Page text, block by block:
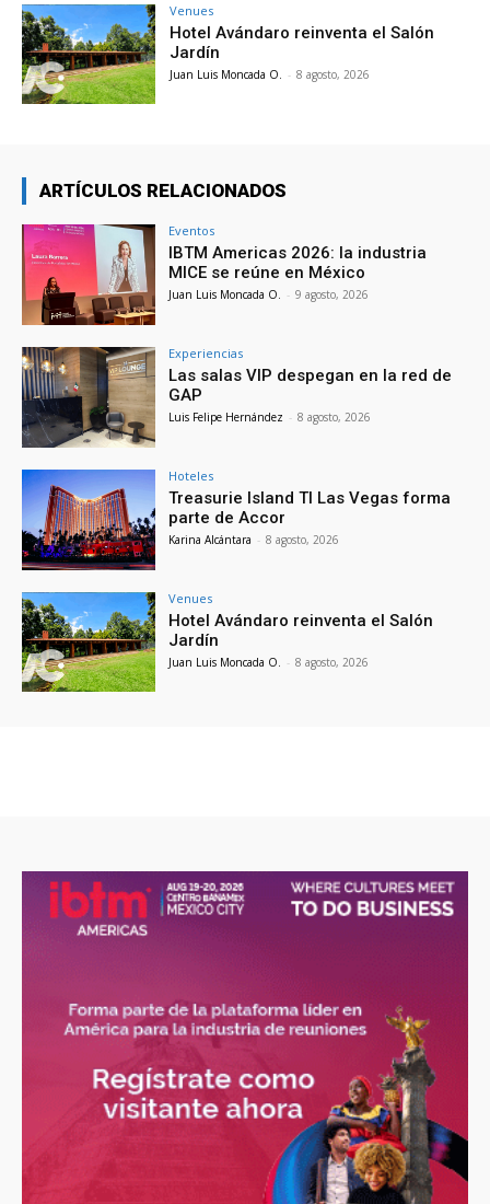
Venues
Hotel Avándaro reinventa el Salón
Jardín
Juan Luis Moncada O. - 8 agosto, 2026
ARTÍCULOS RELACIONADOS
Eventos
IBTM Americas 2026: la industria
MICE se reúne en México
Juan Luis Moncada O. - 9 agosto, 2026
Experiencias
Las salas VIP despegan en la red de
GAP
Luis Felipe Hernández - 8 agosto, 2026
Hoteles
Treasurie Island TI Las Vegas forma
parte de Accor
Karina Alcántara - 8 agosto, 2026
Venues
Hotel Avándaro reinventa el Salón
Jardín
Juan Luis Moncada O. - 8 agosto, 2026